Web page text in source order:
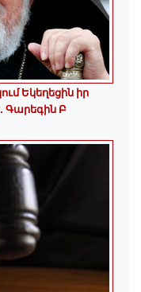
Եկեղեցին իր
Գարեգին Բ